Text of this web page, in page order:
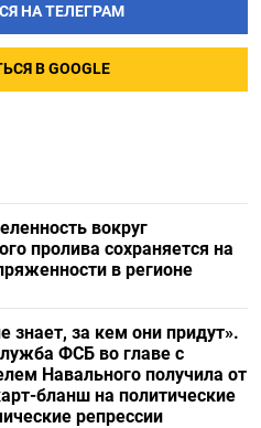
НА ТЕЛЕГРАМ
В GOOGLE
вокруг
пролива сохраняется на
в регионе
знает, за кем они придут».
ФСБ во главе с
Навального получила от
бланш на политические
репрессии